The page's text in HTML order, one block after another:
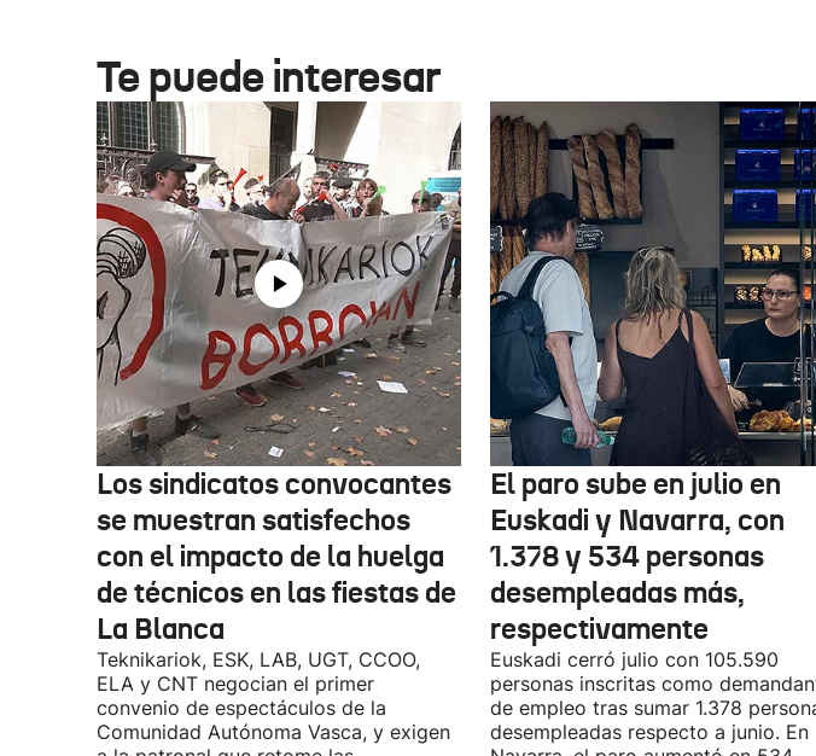
Te puede interesar
Los sindicatos convocantes
se muestran satisfechos
con el impacto de la huelga
de técnicos en las fiestas de
La Blanca
Teknikariok, ESK, LAB, UGT, CCOO,
ELA y CNT negocian el primer
convenio de espectáculos de la
Comunidad Autónoma Vasca, y exigen
El paro sube en julio en
Euskadi y Navarra, con
1.378 y 534 personas
desempleadas más,
respectivamente
Euskadi cerró julio con 105.590
personas inscritas como
de empleo tras sumar 1.378
desempleadas respecto a junio. En